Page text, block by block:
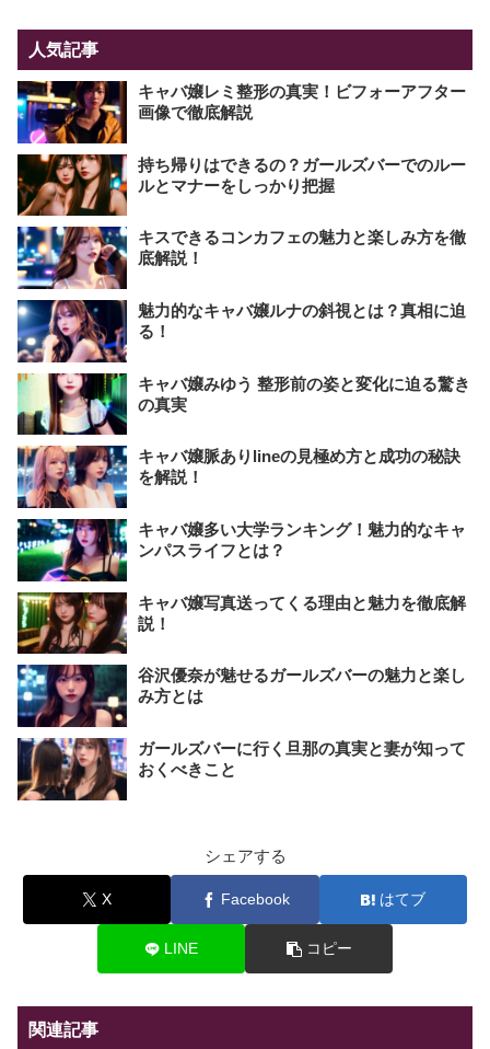
人気記事
キャバ嬢レミ整形の真実！ビフォーアフター
画像で徹底解説
持ち帰りはできるの？ガールズバーでのルー
ルとマナーをしっかり把握
キスできるコンカフェの魅力と楽しみ方を徹
底解説！
魅力的なキャバ嬢ルナの斜視とは？真相に迫
る！
キャバ嬢みゆう 整形前の姿と変化に迫る驚き
の真実
キャバ嬢脈ありlineの見極め方と成功の秘訣
を解説！
キャバ嬢多い大学ランキング！魅力的なキャ
ンパスライフとは？
キャバ嬢写真送ってくる理由と魅力を徹底解
説！
谷沢優奈が魅せるガールズバーの魅力と楽し
み方とは
ガールズバーに行く旦那の真実と妻が知って
おくべきこと
シェアする
X Facebook はてブ
LINE コピー
関連記事